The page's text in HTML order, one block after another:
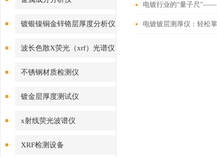
镀银镍铜金锌铬层厚度分析仪
波长色散X荧光（xrf）光谱仪
不锈钢材质检测仪
镀金层厚度测试仪
x射线荧光波谱仪
XRF检测设备
电镀行业的“量子尺
电镀镀层测厚仪：轻松